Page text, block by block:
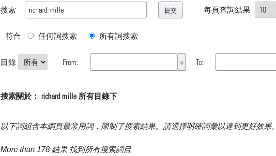
搜索 每頁查詢結果
符合 任何詞搜索 所有詞搜索
目錄 From: To:
搜索關於： richard mille 所有目錄下
以下詞組含本網頁最常用詞，限制了搜索結果。請選擇明確詞彙以達到更好效果。
More than 178 結果 找到所有搜索詞目